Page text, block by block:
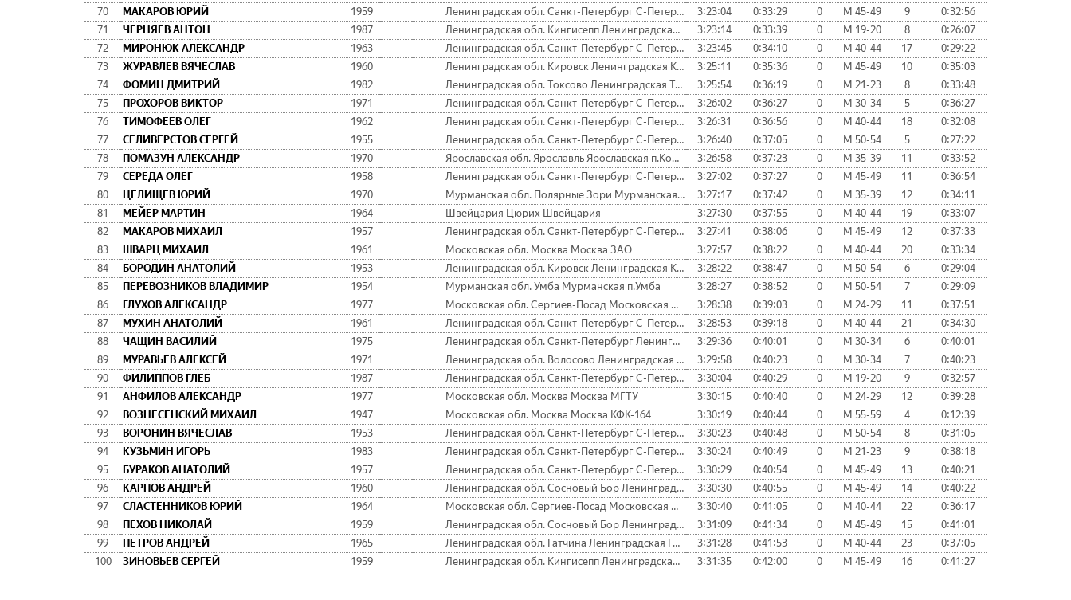
70
МАКАРОВ ЮРИЙ 1959 Ленинградская обл. Санкт-Петербург С-Петербург 3:23:04 0:33:29 0 М 45-49 9
0:32:56
71
ЧЕРНЯЕВ АНТОН 1987 Ленинградская обл. Кингисепп Ленинградская Кингисепп 3:23:14 0:33:39 0 М 19-20 8
0:26:07
72
МИРОНЮК АЛЕКСАНДР 1963 Ленинградская обл. Санкт-Петербург С-Петербург Ильма 3:23:45 0:34:10 0 М 40-44 17
0:29:22
73
ЖУРАВЛЕВ ВЯЧЕСЛАВ 1960 Ленинградская обл. Кировск Ленинградская Кировск 3:25:11 0:35:36 0 М 45-49 10
0:35:03
74
ФОМИН ДМИТРИЙ 1982 Ленинградская обл. Токсово Ленинградская Токсово Д 3:25:54 0:36:19 0 М 21-23 8
0:33:48
75
ПРОХОРОВ ВИКТОР 1971 Ленинградская обл. Санкт-Петербург С-Петербург 3:26:02 0:36:27 0 М 30-34 5
0:36:27
76
ТИМОФЕЕВ ОЛЕГ 1962 Ленинградская обл. Санкт-Петербург С-Петербург 3:26:31 0:36:56 0 М 40-44 18
0:32:08
77
СЕЛИВЕРСТОВ СЕРГЕЙ 1955 Ленинградская обл. Санкт-Петербург С-Петербург Водоканал 3:26:40 0:37:05 0 М 50-54 5
0:27:22
78
ПОМАЗУН АЛЕКСАНДР 1970 Ярославская обл. Ярославль Ярославская п.Комодемьянск 3:26:58 0:37:23 0 М 35-39 11
0:33:52
79
СЕРЕДА ОЛЕГ 1958 Ленинградская обл. Санкт-Петербург С-Петербург 3:27:02 0:37:27 0 М 45-49 11
0:36:54
80
ЦЕЛИЩЕВ ЮРИЙ 1970 Мурманская обл. Полярные Зори Мурманская Полярные Зори 3:27:17 0:37:42 0 М 35-39 12
0:34:11
81
МЕЙЕР МАРТИН 1964 Швейцария Цюрих Швейцария 3:27:30 0:37:55 0 М 40-44 19
0:33:07
82
МАКАРОВ МИХАИЛ 1957 Ленинградская обл. Санкт-Петербург С-Петербург 3:27:41 0:38:06 0 М 45-49 12
0:37:33
83
ШВАРЦ МИХАИЛ 1961 Московская обл. Москва Москва ЗАО 3:27:57 0:38:22 0 М 40-44 20
0:33:34
84
БОРОДИН АНАТОЛИЙ 1953 Ленинградская обл. Кировск Ленинградская Кировск 3:28:22 0:38:47 0 М 50-54 6
0:29:04
85
ПЕРЕВОЗНИКОВ ВЛАДИМИР 1954 Мурманская обл. Умба Мурманская п.Умба 3:28:27 0:38:52 0 М 50-54 7
0:29:09
86
ГЛУХОВ АЛЕКСАНДР 1977 Московская обл. Сергиев-Посад Московская Сергиев Посад 3:28:38 0:39:03 0 М 24-29 11
0:37:51
87
МУХИН АНАТОЛИЙ 1961 Ленинградская обл. Санкт-Петербург С-Петербург Аматико 3:28:53 0:39:18 0 М 40-44 21
0:34:30
88
ЧАЩИН ВАСИЛИЙ 1975 Ленинградская обл. Санкт-Петербург Ленинградская п.Павлово СПбЛЭТИ 3:29:36 0:40:01 0 М 30-34 6
0:40:01
89
МУРАВЬЕВ АЛЕКСЕЙ 1971 Ленинградская обл. Волосово Ленинградская Волосово Д 3:29:58 0:40:23 0 М 30-34 7
0:40:23
90
ФИЛИППОВ ГЛЕБ 1987 Ленинградская обл. Санкт-Петербург С-Петербург Красн.ДЮСШ, СЗУВДТ 3:30:04 0:40:29 0 М 19-20 9
0:32:57
91
АНФИЛОВ АЛЕКСАНДР 1977 Московская обл. Москва Москва МГТУ 3:30:15 0:40:40 0 М 24-29 12
0:39:28
92
ВОЗНЕСЕНСКИЙ МИХАИЛ 1947 Московская обл. Москва Москва КФК-164 3:30:19 0:40:44 0 М 55-59 4
0:12:39
93
ВОРОНИН ВЯЧЕСЛАВ 1953 Ленинградская обл. Санкт-Петербург С-Петербург 3:30:23 0:40:48 0 М 50-54 8
0:31:05
94
КУЗЬМИН ИГОРЬ 1983 Ленинградская обл. Санкт-Петербург С-Петербург Аматико 3:30:24 0:40:49 0 М 21-23 9
0:38:18
95
БУРАКОВ АНАТОЛИЙ 1957 Ленинградская обл. Санкт-Петербург С-Петербург 3:30:29 0:40:54 0 М 45-49 13
0:40:21
96
КАРПОВ АНДРЕЙ 1960 Ленинградская обл. Сосновый Бор Ленинградская Сосновый Бор СК "Нейтрон" 3:30:30 0:40:55 0 М 45-49 14
0:40:22
97
СЛАСТЕННИКОВ ЮРИЙ 1964 Московская обл. Сергиев-Посад Московская Сергиев Посад 3:30:40 0:41:05 0 М 40-44 22
0:36:17
98
ПЕХОВ НИКОЛАЙ 1959 Ленинградская обл. Сосновый Бор Ленинградская Сосновый Бор ЛАЭС ЭР 3:31:09 0:41:34 0 М 45-49 15
0:41:01
99
ПЕТРОВ АНДРЕЙ 1965 Ленинградская обл. Гатчина Ленинградская Гатчина 3:31:28 0:41:53 0 М 40-44 23
0:37:05
100
ЗИНОВЬЕВ СЕРГЕЙ 1959 Ленинградская обл. Кингисепп Ленинградская Кингисепп 3:31:35 0:42:00 0 М 45-49 16 0:41:27